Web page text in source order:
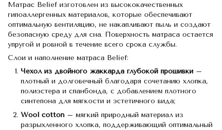
Матрас Belief изготовлен из высококачественных
гипоаллергенных материалов, которые обеспечивают
оптимальную вентиляцию, не накапливают пыль и создают
безопасную среду для сна. Поверхность матраса остается
упругой и ровной в течение всего срока службы.
Слои и наполнение матраса Belief:
Чехол из двойного жаккарда глубокой прошивки –
плотный и долговечный благодаря сочетанию хлопка,
полиэстера и спанбонда, с добавлением плотного
синтепона для мягкости и эстетичного вида;
Wool cotton – мягкий природный материал из
разрыхленного хлопка, поддерживающий оптимальный